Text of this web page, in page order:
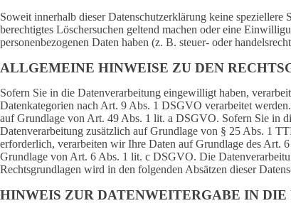
Soweit innerhalb dieser Datenschutzerklärung keine
berechtigtes Löschersuchen geltend machen oder eine
personenbezogenen Daten haben (z. B. steuer- oder
ALLGEMEINE HINWEISE ZU DEN
Sofern Sie in die Datenverarbeitung eingewilligt haben,
Datenkategorien nach Art. 9 Abs. 1 DSGVO verarbeitet
auf Grundlage von Art. 49 Abs. 1 lit. a DSGVO. Sofern Sie in
Datenverarbeitung zusätzlich auf Grundlage von § 25 Abs. 1
erforderlich, verarbeiten wir Ihre Daten auf Grundlage des Art.
Grundlage von Art. 6 Abs. 1 lit. c DSGVO. Die
Rechtsgrundlagen wird in den folgenden Absätzen dieser
HINWEIS ZUR DATENWEITERGABE IN